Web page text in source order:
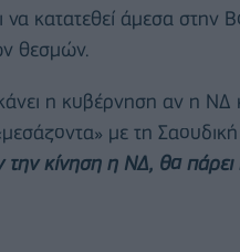
κατατεθεί άμεσα στην
θεσμών.
η κυβέρνηση αν η ΝΔ
με τη
κίνηση η ΝΔ, θα πάρει